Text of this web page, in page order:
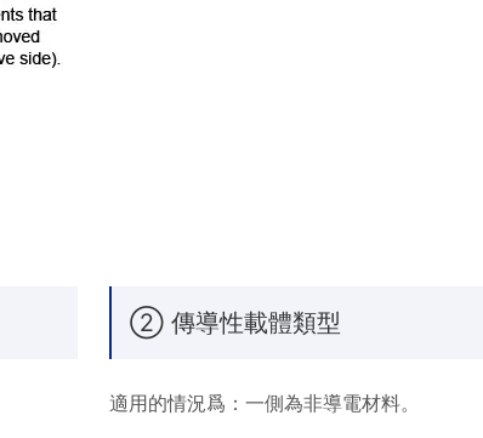
② 傳導性載體類型
適用的情況爲：一側為非導電材料。